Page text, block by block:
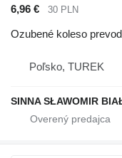
6,96 € 30 PLN
Ozubené koleso
Poľsko, TUREK
SINNA SŁAWOMIR